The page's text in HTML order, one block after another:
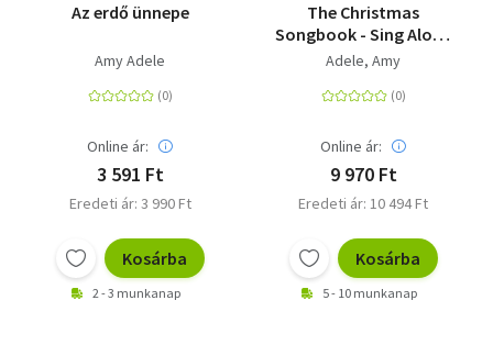
Az erdő ünnepe
Amy Adele
Online ár:
3 591 Ft
Eredeti ár: 3 990 Ft
Kosárba
2 - 3 munkanap
The Christmas
Songbook - Sing Along
With Eight Classic
Adele, Amy
Online ár:
9 970 Ft
Eredeti ár: 10 494 Ft
Kosárba
5 - 10 munkanap